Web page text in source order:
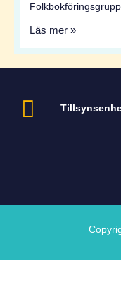
Läs mer »